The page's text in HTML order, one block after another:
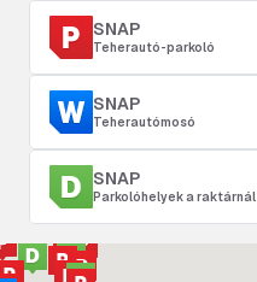
SNAP
Teherautó-parkoló
SNAP
Teherautómosó
SNAP
Parkolóhelyek a raktárnál